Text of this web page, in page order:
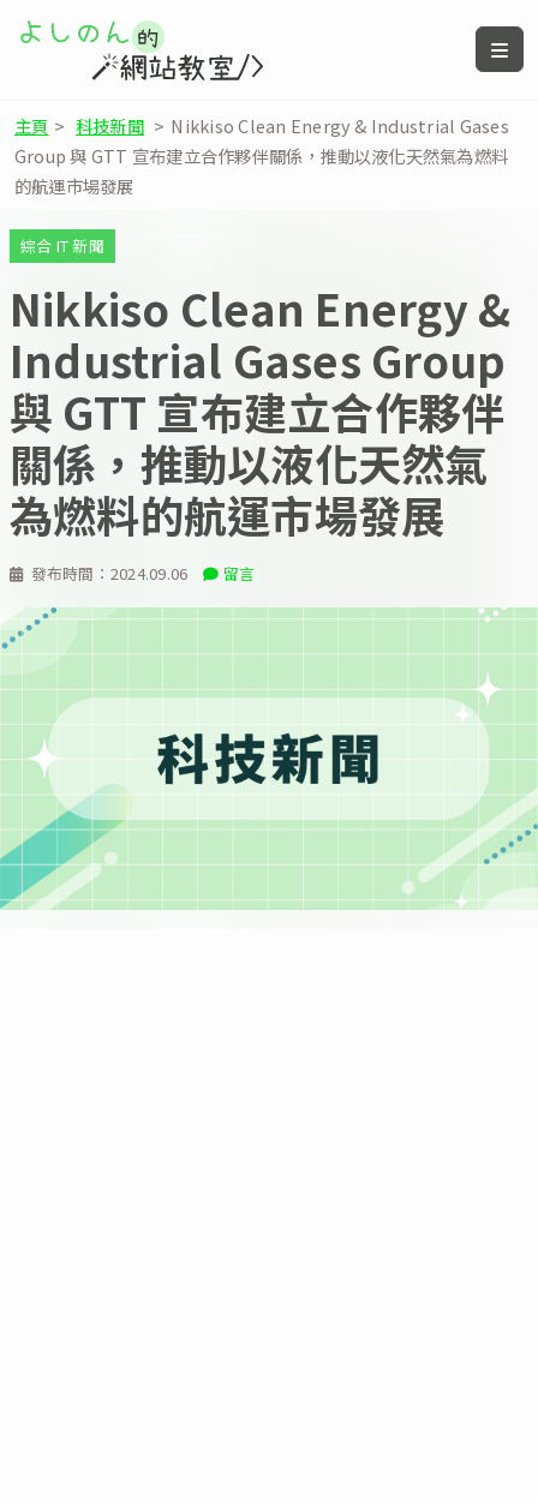
主頁 > 科技新聞 > Nikkiso Clean Energy & Industrial Gases
Group 與 GTT 宣布建立合作夥伴關係，推動以液化天然氣為燃料
的航運市場發展
發布時間： 2024.09.06 留言
綜合 IT 新聞
Nikkiso Clean Energy &
Industrial Gases Group
與 GTT 宣布建立合作夥伴
關係，推動以液化天然氣
為燃料的航運市場發展